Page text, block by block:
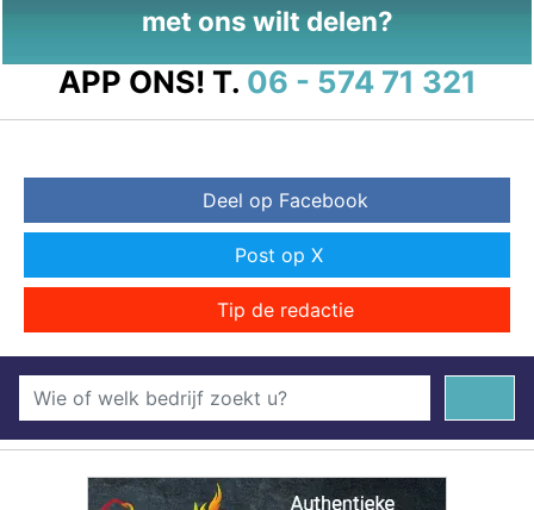
met ons wilt delen?
APP ONS! T. 06 - 574 71 321
Deel op Facebook
Post op X
Tip de redactie